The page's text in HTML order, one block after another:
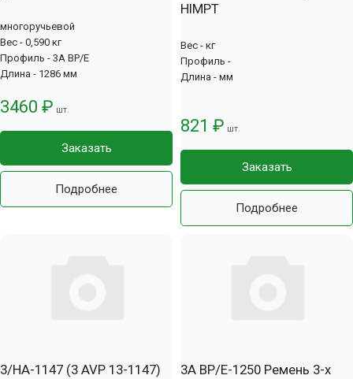
многоручьевой
Вес - 0,590 кг
Профиль - 3А BP/E
Длина - 1286 мм
3460 ₽ шт.
Заказать
Подробнее
HIMPT
Вес - кг
Профиль -
Длина - мм
821 ₽ шт.
Заказать
Подробнее
3/HA-1147 (3 AVP 13-1147)
3А BP/E-1250 Ремень 3-х